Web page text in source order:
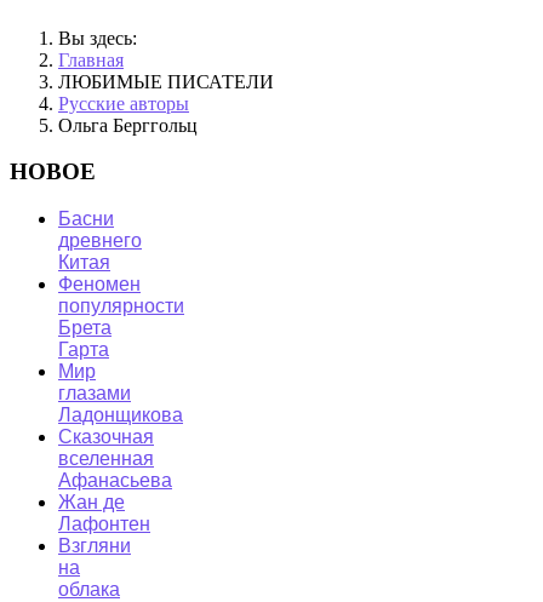
Вы здесь:
Главная
ЛЮБИМЫЕ ПИСАТЕЛИ
Русские авторы
Ольга Берггольц
НОВОЕ
Басни
древнего
Китая
Феномен
популярности
Брета
Гарта
Мир
глазами
Ладонщикова
Сказочная
вселенная
Афанасьева
Жан де
Лафонтен
Взгляни
на
облака